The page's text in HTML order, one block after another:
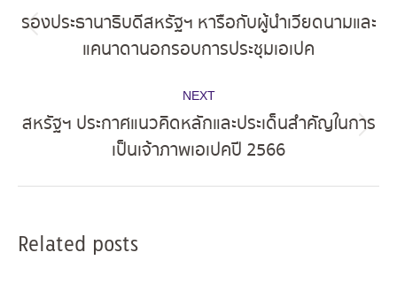
navigation
post:
รองประธานาธิบดีสหรัฐฯ หารือกับผู้นำเวียดนามและ
แคนาดานอกรอบการประชุมเอเปค
NEXT
post:
สหรัฐฯ ประกาศแนวคิดหลักและประเด็นสำคัญในการ
เป็นเจ้าภาพเอเปคปี 2566
Related posts